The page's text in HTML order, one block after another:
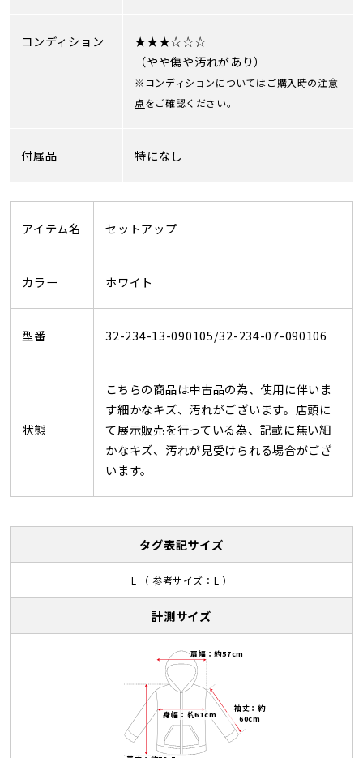
コンディション
★★★☆☆☆
（やや傷や汚れがあり）
※コンディションについてはご購入時の注意
点をご確認ください。
付属品 特になし
アイテム名 セットアップ
カラー ホワイト
型番 32-234-13-090105/32-234-07-090106
状態
こちらの商品は中古品の為、使用に伴いま
す細かなキズ、汚れがございます。店頭に
て展示販売を行っている為、記載に無い細
かなキズ、汚れが見受けられる場合がござ
います。
タグ表記サイズ
L （ 参考サイズ：L ）
計測サイズ
肩幅：約57cm
身幅：約61cm
袖丈：約
60cm